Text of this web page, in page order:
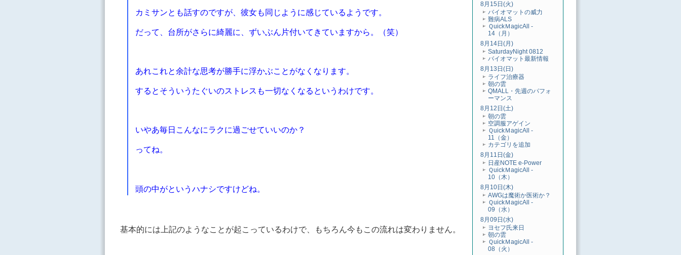
カミサンとも話すのですが、彼女も同じように感じているようです。
だって、台所がさらに綺麗に、ずいぶん片付いてきていますから。（笑）
あれこれと余計な思考が勝手に浮かぶことがなくなります。
するとそういうたぐいのストレスも一切なくなるというわけです。
いやあ毎日こんなにラクに過ごせていいのか？
ってね。
頭の中がというハナシですけどね。
基本的には上記のようなことが起こっているわけで、もちろん今もこの流れは変わりません。
8月15日(火)
バイオマットの威力
難病ALS
ＱuickＭagicAll -
14（月）
8月14日(月)
SaturdayNight 0812
バイオマット最新情報
8月13日(日)
ライフ治療器
朝の雲
QMALL・先週のパフォ
ーマンス
8月12日(土)
朝の雲
空調服アゲイン
ＱuickＭagicAll -
11（金）
カテゴリを追加
8月11日(金)
日産NOTE e-Power
ＱuickＭagicAll -
10（木）
8月10日(木)
AWGは魔術か医術か？
ＱuickＭagicAll -
09（水）
8月09日(水)
ヨセフ氏来日
朝の雲
ＱuickＭagicAll -
08（火）